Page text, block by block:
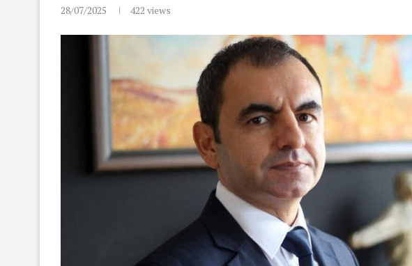
28/07/2025 422 views